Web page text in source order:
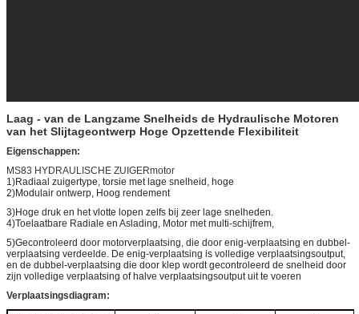
Laag - van de Langzame Snelheids de Hydraulische Motoren
van het Slijtageontwerp Hoge Opzettende Flexibiliteit
Eigenschappen:
MS83 HYDRAULISCHE ZUIGERmotor
1)Radiaal zuigertype, torsie met lage snelheid, hoge
2)Modulair ontwerp, Hoog rendement
3)Hoge druk en het vlotte lopen zelfs bij zeer lage snelheden.
4)Toelaatbare Radiale en Aslading, Motor met multi-schijfrem,
5)Gecontroleerd door motorverplaatsing, die door enig-verplaatsing en dubbel-
verplaatsing verdeelde. De enig-verplaatsing is volledige verplaatsingsoutput,
en de dubbel-verplaatsing die door klep wordt gecontroleerd de snelheid door
zijn volledige verplaatsing of halve verplaatsingsoutput uit te voeren
Verplaatsingsdiagram: